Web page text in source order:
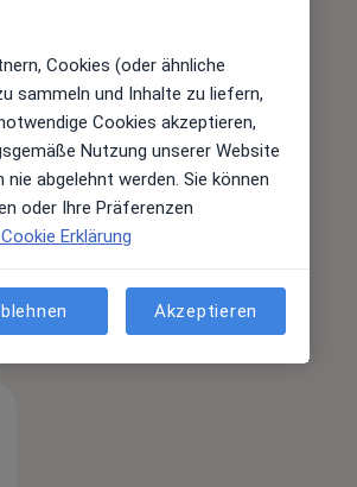
Cookies (oder ähnliche
sammeln und Inhalte zu liefern,
Cookies akzeptieren,
Nutzung unserer Website
abgelehnt werden. Sie können
oder Ihre Präferenzen
Erklärung
Akzeptieren